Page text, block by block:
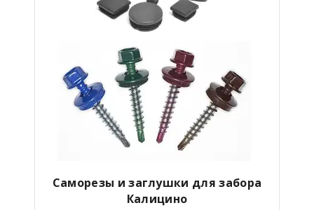
Саморезы и заглушки для забора
Калицино